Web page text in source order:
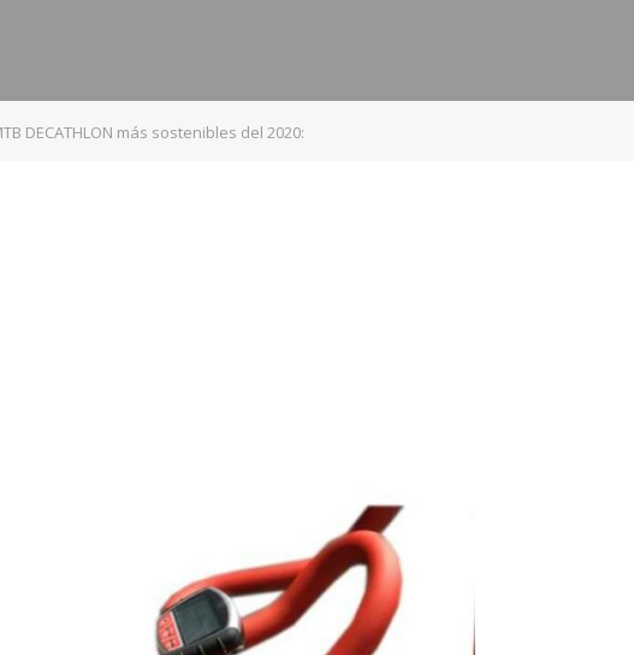
DECATHLON más sostenibles del 2020: